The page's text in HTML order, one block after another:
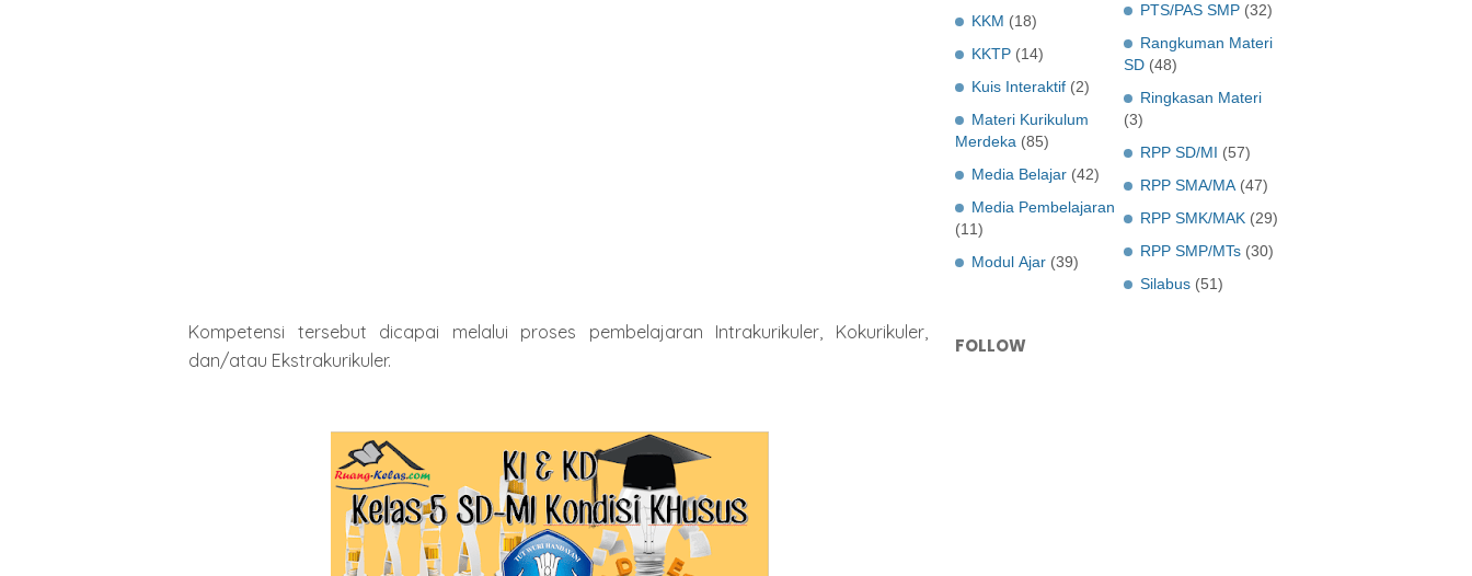
Kompetensi tersebut dicapai melalui proses pembelajaran Intrakurikuler, Kokurikuler,
dan/atau Ekstrakurikuler.
KKM (18)
KKTP (14)
Kuis Interaktif (2)
Materi Kurikulum
Merdeka (85)
Media Belajar (42)
Media Pembelajaran
(11)
Modul Ajar (39)
PTS/PAS SMP (32)
Rangkuman Materi
SD (48)
Ringkasan Materi
(3)
RPP SD/MI (57)
RPP SMA/MA (47)
RPP SMK/MAK (29)
RPP SMP/MTs (30)
Silabus (51)
FOLLOW